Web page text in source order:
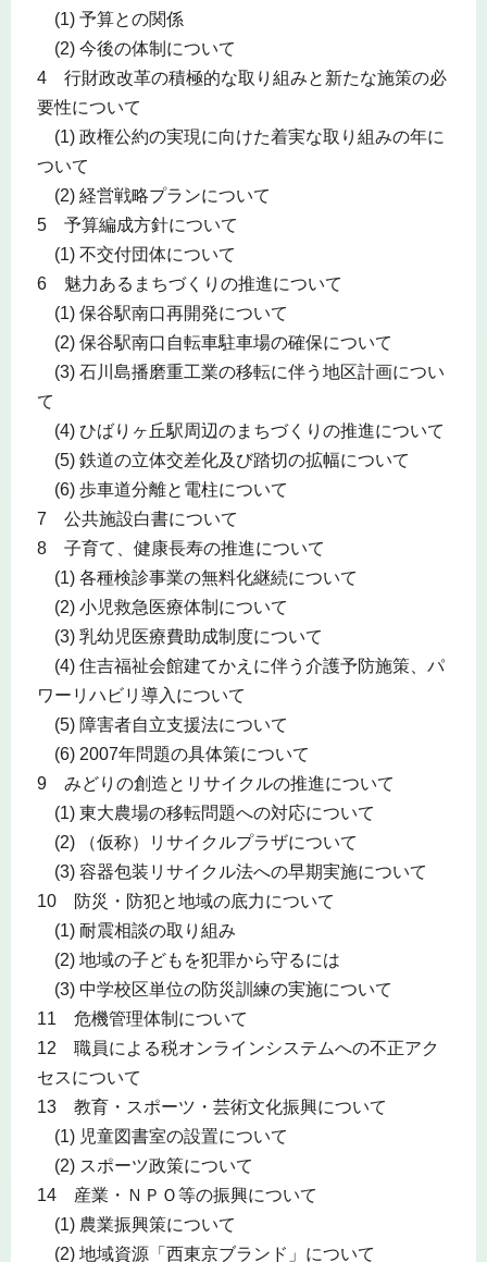
(1) 予算との関係
(2) 今後の体制について
4 行財政改革の積極的な取り組みと新たな施策の必
要性について
(1) 政権公約の実現に向けた着実な取り組みの年に
ついて
(2) 経営戦略プランについて
5 予算編成方針について
(1) 不交付団体について
6 魅力あるまちづくりの推進について
(1) 保谷駅南口再開発について
(2) 保谷駅南口自転車駐車場の確保について
(3) 石川島播磨重工業の移転に伴う地区計画につい
て
(4) ひばりヶ丘駅周辺のまちづくりの推進について
(5) 鉄道の立体交差化及び踏切の拡幅について
(6) 歩車道分離と電柱について
7 公共施設白書について
8 子育て、健康長寿の推進について
(1) 各種検診事業の無料化継続について
(2) 小児救急医療体制について
(3) 乳幼児医療費助成制度について
(4) 住吉福祉会館建てかえに伴う介護予防施策、パ
ワーリハビリ導入について
(5) 障害者自立支援法について
(6) 2007年問題の具体策について
9 みどりの創造とリサイクルの推進について
(1) 東大農場の移転問題への対応について
(2) （仮称）リサイクルプラザについて
(3) 容器包装リサイクル法への早期実施について
10 防災・防犯と地域の底力について
(1) 耐震相談の取り組み
(2) 地域の子どもを犯罪から守るには
(3) 中学校区単位の防災訓練の実施について
11 危機管理体制について
12 職員による税オンラインシステムへの不正アク
セスについて
13 教育・スポーツ・芸術文化振興について
(1) 児童図書室の設置について
(2) スポーツ政策について
14 産業・ＮＰＯ等の振興について
(1) 農業振興策について
(2) 地域資源「西東京ブランド」について